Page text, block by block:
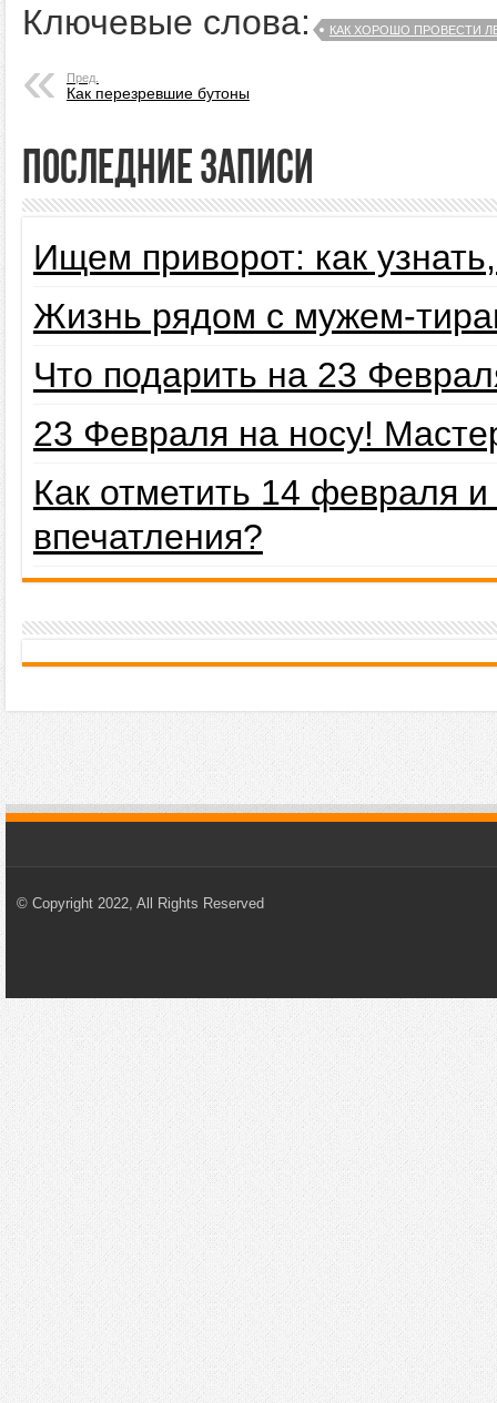
Ключевые слова: КАК ХОРОШО ПРОВЕСТИ
Пред.
Как перезревшие бутоны
Последние записи
Ищем приворот: как
Жизнь рядом с мужем-
Что подарить на 23
23 Февраля на носу!
Как отметить 14 февраля
впечатления?
© Copyright 2022, All Rights Reserved